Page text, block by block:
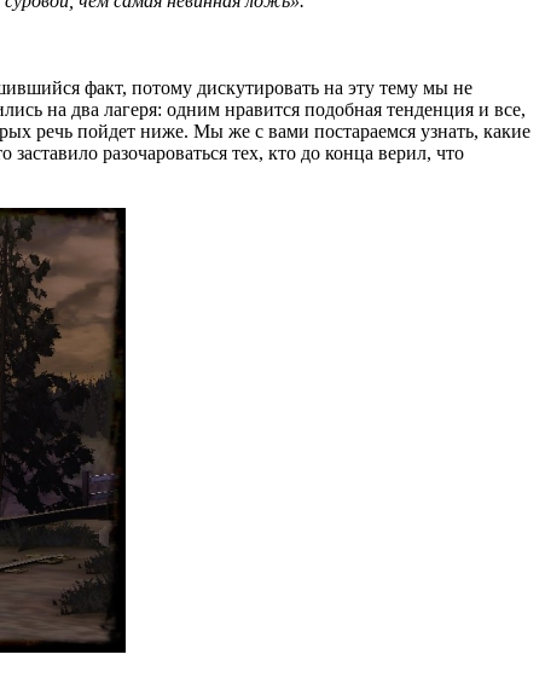
факт, потому дискутировать на эту тему мы не
на два лагеря: одним нравится подобная тенденция и все,
речь пойдет ниже. Мы же с вами постараемся узнать, какие
разочароваться тех, кто до конца верил, что